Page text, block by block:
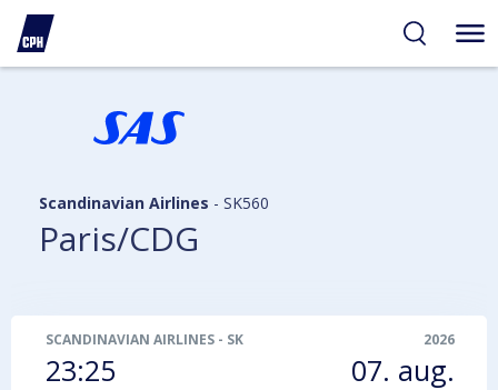
Scandinavian Airlines - SK560
Paris/CDG
SCANDINAVIAN AIRLINES - SK560
23:25
2026
07. aug.